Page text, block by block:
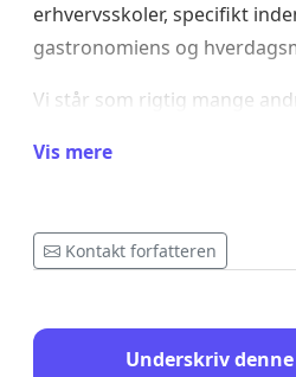
erhvervsskoler, specifikt
gastronomiens og
Vi står som rigtig mange
faldende søgning, vi skal
faglighed. Vi arbejder med et
psykisk arbejdsmiljø har
vores felt i den grad sætter
verdenskortet med nogle af
Vis mere
Kontakt forfatteren
Underskriv